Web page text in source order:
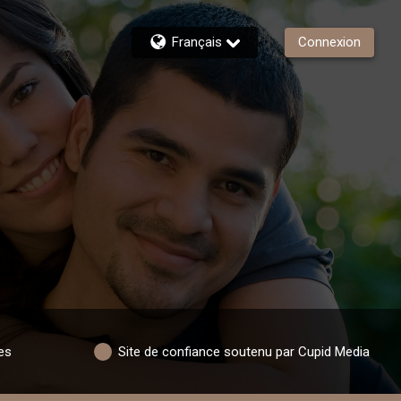
Français Connexion
Site de confiance soutenu par Cupid Media